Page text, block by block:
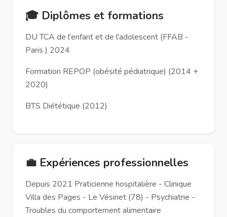
🎓 Diplômes et formations
DU TCA de l'enfant et de l'adolescent (FFAB -
Paris ) 2024
Formation REPOP (obésité pédiatrique) (2014 +
2020)
BTS Diététique (2012)
💼 Expériences professionnelles
Depuis 2021 Praticienne hospitalière - Clinique
Villa des Pages - Le Vésinet (78) - Psychiatrie -
Troubles du comportement alimentaire